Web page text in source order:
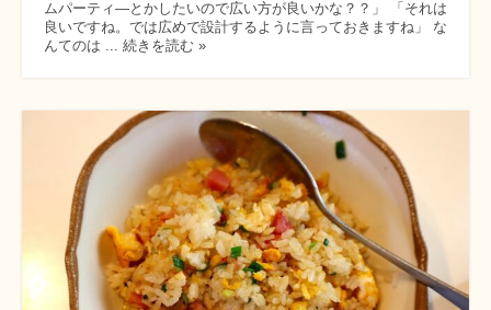
ムパーティ―とかしたいので広い方が良いかな？？」 「それは
良いですね。では広めで設計するように言っておきますね」 な
んてのは ... 続きを読む »